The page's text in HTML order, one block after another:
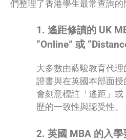
們整理了香港學生最常查詢的
1. 遙距修讀的 UK
“Online” 或
大多數由藍駿教育代
證書與在英國本部面授
會刻意標註「遙距」
歷的一致性與認受性。
2. 英國 MBA 的入學